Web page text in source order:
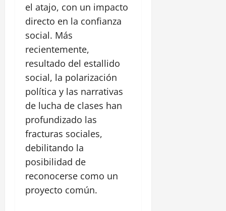
el atajo, con un impacto
directo en la confianza
social. Más
recientemente,
resultado del estallido
social, la polarización
política y las narrativas
de lucha de clases han
profundizado las
fracturas sociales,
debilitando la
posibilidad de
reconocerse como un
proyecto común.